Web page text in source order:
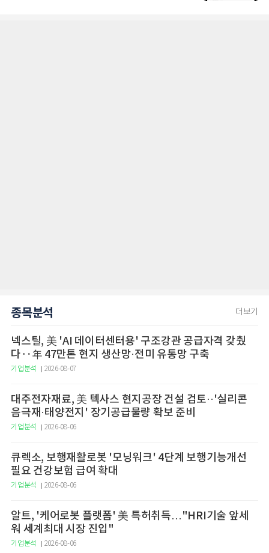
종목분석 더보기
넥스틸, 美 'AI 데이터센터용' 구조강관 공급자격 갖췄
다‥年 47만톤 현지 생산망·전미 유통망 구축
기업분석 2026-08-07
대주전자재료, 美 텍사스 현지공장 건설 검토··'실리콘
음극재·태양전지' 장기공급물량 확보 준비
기업분석 2026-08-06
큐렉소, 보행재활로봇 '모닝워크' 4단계 보행기능개선
필요 건강보험 급여 확대
기업분석 2026-08-06
알트, '케어로봇 플랫폼' 美 특허취득…"HRI기술 앞세
워 세계최대 시장 진입"
기업분석 2026-08-06